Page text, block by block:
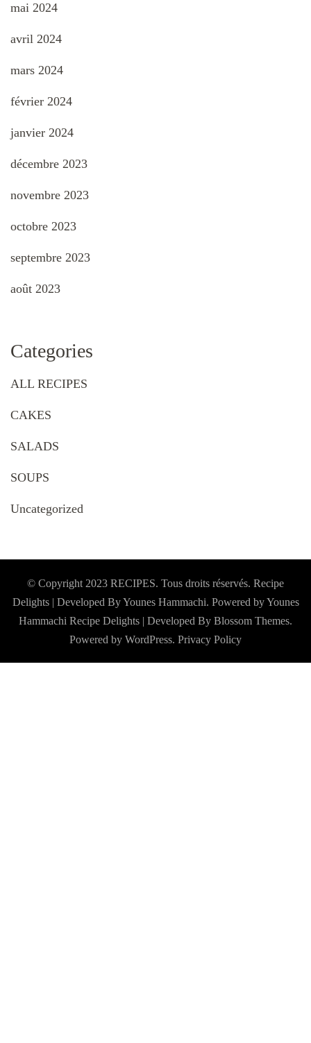
mai 2024
avril 2024
mars 2024
février 2024
janvier 2024
décembre 2023
novembre 2023
octobre 2023
septembre 2023
août 2023
Categories
ALL RECIPES
CAKES
SALADS
SOUPS
Uncategorized
© Copyright 2023 RECIPES. Tous droits réservés. Recipe
Delights | Developed By Younes Hammachi. Powered by Younes
Hammachi Recipe Delights | Developed By Blossom Themes.
Powered by WordPress. Privacy Policy